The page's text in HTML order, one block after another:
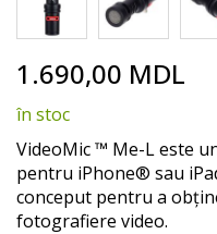
to
beginning
of
the
images
gallery
1.690,00 MDL
în stoc
VideoMic ™ Me-L este
pentru iPhone® sau
conceput pentru a
fotografiere video.